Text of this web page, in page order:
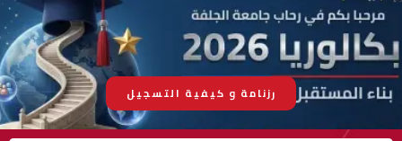
رزنامة و كيفية التسجيل